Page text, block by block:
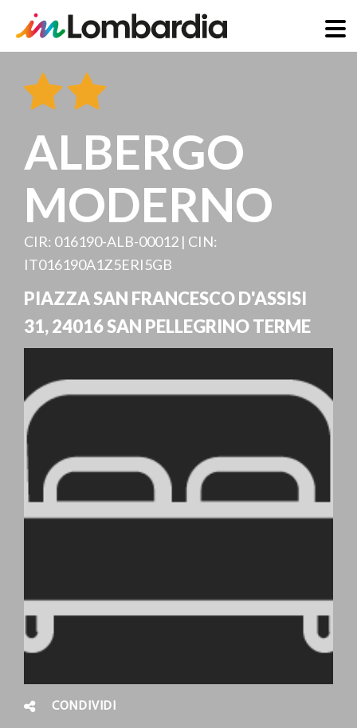
contenuto
ALBERGO
MODERNO
CIR: 016190-ALB-00012 | CIN:
IT016190A1Z5ERI5GB
PIAZZA SAN FRANCESCO D'ASSISI
31,24016SAN PELLEGRINO TERME
CONDIVIDI